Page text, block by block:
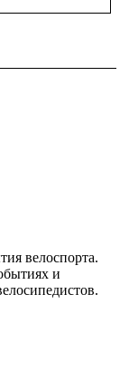
велоспорта.
и